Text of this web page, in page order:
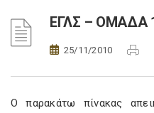
ΕΓΛΣ – ΟΜΑΔΑ
25/11/2010
Ο παρακάτω πίνακας